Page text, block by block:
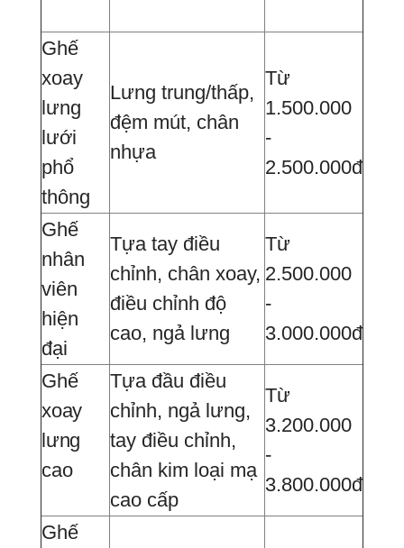
Ghế
xoay
lưng
lưới
phổ
thông
Lưng trung/thấp,
đệm mút, chân
nhựa
Từ
1.500.000
-
2.500.000đ
Ghế
nhân
viên
hiện
đại
Tựa tay điều
chỉnh, chân xoay,
điều chỉnh độ
cao, ngả lưng
Từ
2.500.000
-
3.000.000đ
Ghế
xoay
lưng
cao
Tựa đầu điều
chỉnh, ngả lưng,
tay điều chỉnh,
chân kim loại mạ
cao cấp
Từ
3.200.000
-
3.800.000đ
Ghế